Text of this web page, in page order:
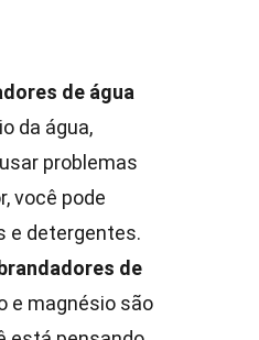
de água
da água,
problemas
você pode
e detergentes.
de
e magnésio são